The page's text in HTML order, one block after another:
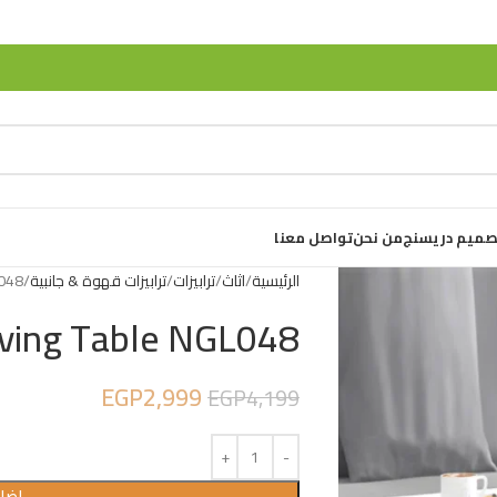
دريسنجمن نحنتواصل معنا
الرئيسية اثاث ترابيزات ترابيزات قهوة & جانبية
Table NGL048
EGP4,199
EGP2,999